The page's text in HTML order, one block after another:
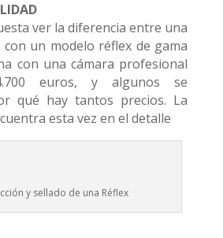
ver la diferencia entre una
con un modelo réflex de gama
con una cámara profesional
euros, y algunos se
qué hay tantos precios. La
esta vez en el detalle
y sellado de una Réflex